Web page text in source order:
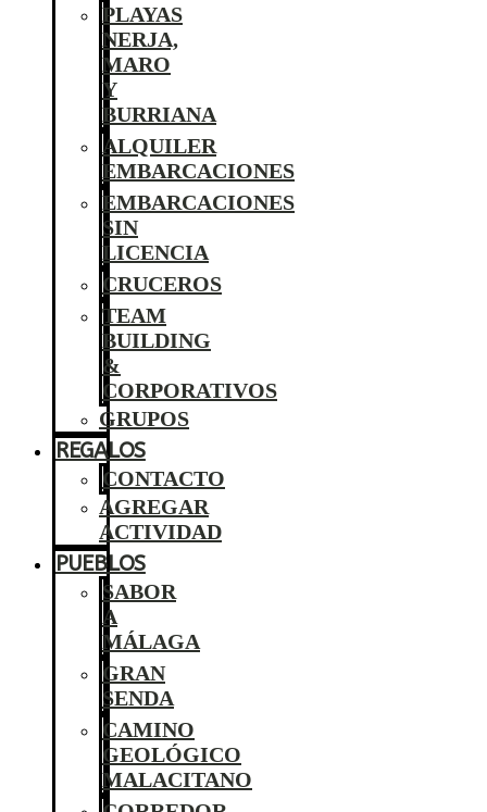
PLAYAS
NERJA,
MARO
Y
BURRIANA
ALQUILER
EMBARCACIONES
EMBARCACIONES
SIN
LICENCIA
CRUCEROS
TEAM
BUILDING
&
CORPORATIVOS
GRUPOS
REGALOS
CONTACTO
AGREGAR
ACTIVIDAD
PUEBLOS
SABOR
A
MÁLAGA
GRAN
SENDA
CAMINO
GEOLÓGICO
MALACITANO